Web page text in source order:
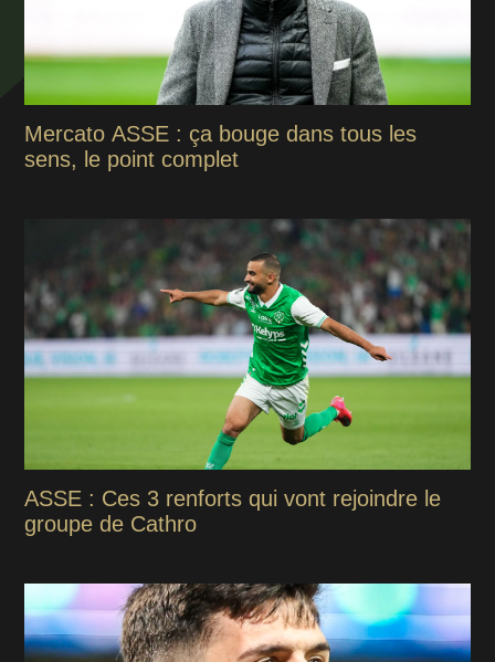
Mercato ASSE : ça bouge dans tous les
sens, le point complet
ASSE : Ces 3 renforts qui vont rejoindre le
groupe de Cathro